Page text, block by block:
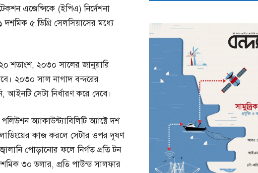
এজেন্সিকে (ইপিএ) নির্দেশনা
দশমিক ৫ ডিগ্রি সেলসিয়াসের মধ্যে
শতাংশ, ২০৩০ সালের জানুয়ারি
২০৩০ সাল নাগাদ বন্দরের
সেটা নির্ধারণ করে দেবে।
অ্যাকাউন্ট্যাবিলিটি অ্যাক্টে দশ
কাজ করলে সেটার ওপর দূষণ
পোড়ানোর ফলে নির্গত প্রতি টন
৩০ ডলার, প্রতি পাউন্ড সালফার